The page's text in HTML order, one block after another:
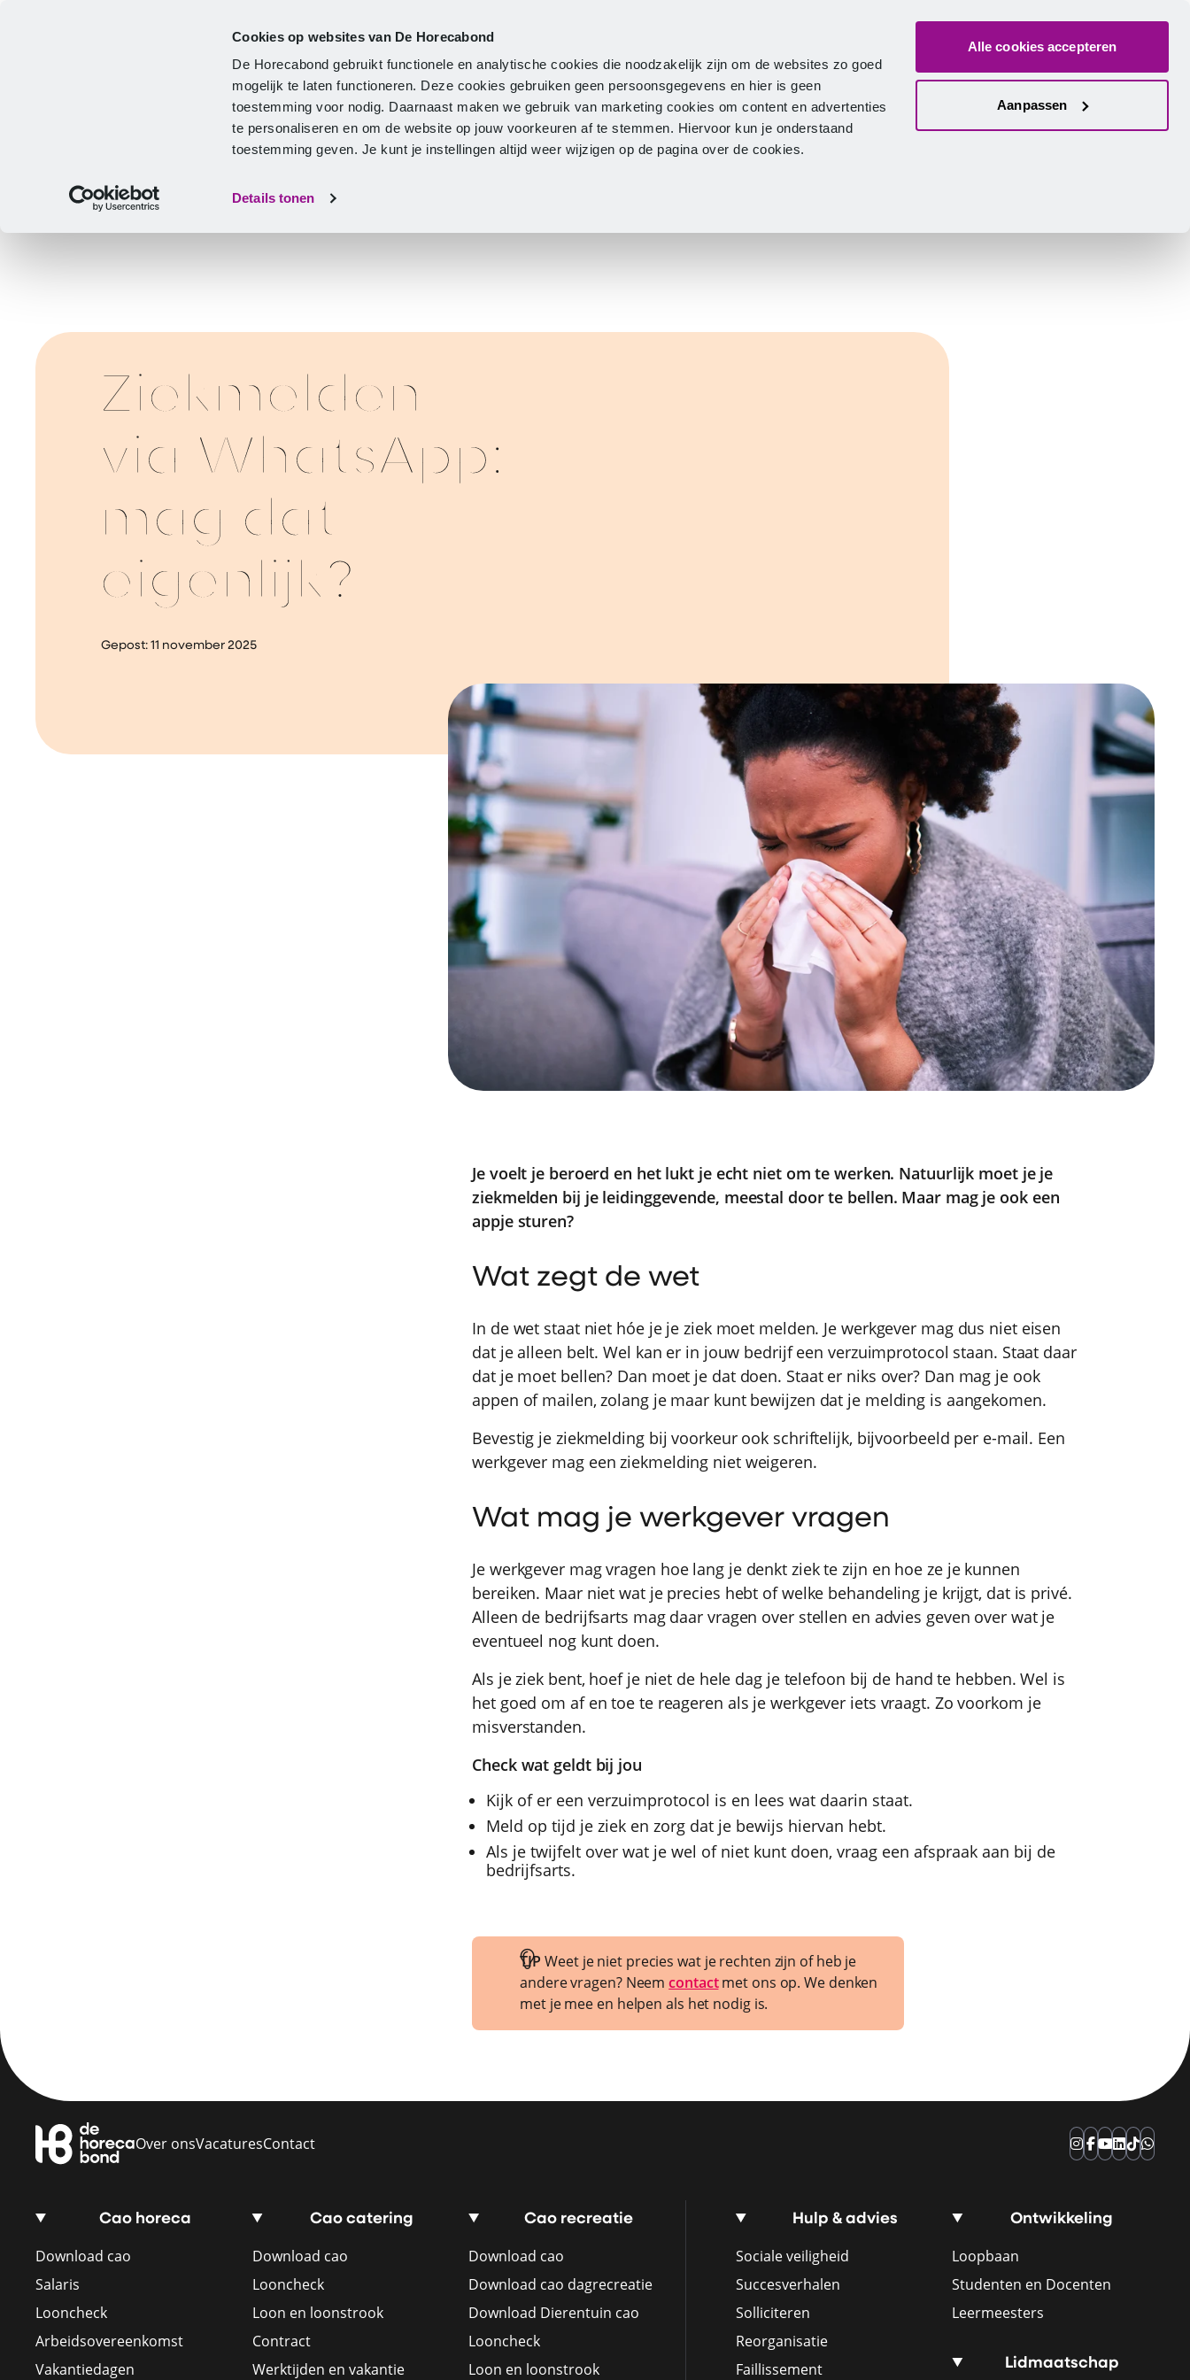
Cookies op websites van De Horecabond
De Horecabond gebruikt functionele en analytische cookies die noodzakelijk zijn om de websites zo goed
mogelijk te laten functioneren. Deze cookies gebruiken geen persoonsgegevens en hier is geen
toestemming voor nodig. Daarnaast maken we gebruik van marketing cookies om content en advertenties
te personaliseren en om de website op jouw voorkeuren af te stemmen. Hiervoor kun je onderstaand
toestemming geven. Je kunt je instellingen altijd weer wijzigen op de pagina over de cookies.
Details tonen
Alle cookies accepteren
Aanpassen
Zoeken
Ziekmelden
via WhatsApp:
mag dat
eigenlijk?
Gepost: 11 november 2025
Je voelt je beroerd en het lukt je echt niet om te werken. Natuurlijk moet je je
ziekmelden bij je leidinggevende, meestal door te bellen. Maar mag je ook een
appje sturen?
Wat zegt de wet
In de wet staat niet hóe je je ziek moet melden. Je werkgever mag dus niet eisen
dat je alleen belt. Wel kan er in jouw bedrijf een verzuimprotocol staan. Staat daar
dat je moet bellen? Dan moet je dat doen. Staat er niks over? Dan mag je ook
appen of mailen, zolang je maar kunt bewijzen dat je melding is aangekomen.
Bevestig je ziekmelding bij voorkeur ook schriftelijk, bijvoorbeeld per e-mail. Een
werkgever mag een ziekmelding niet weigeren.
Wat mag je werkgever vragen
Je werkgever mag vragen hoe lang je denkt ziek te zijn en hoe ze je kunnen
bereiken. Maar niet wat je precies hebt of welke behandeling je krijgt, dat is privé.
Alleen de bedrijfsarts mag daar vragen over stellen en advies geven over wat je
eventueel nog kunt doen.
Als je ziek bent, hoef je niet de hele dag je telefoon bij de hand te hebben. Wel is
het goed om af en toe te reageren als je werkgever iets vraagt. Zo voorkom je
misverstanden.
Check wat geldt bij jou
Kijk of er een verzuimprotocol is en lees wat daarin staat.
Meld op tijd je ziek en zorg dat je bewijs hiervan hebt.
Als je twijfelt over wat je wel of niet kunt doen, vraag een afspraak aan bij de
bedrijfsarts.
TIP Weet je niet precies wat je rechten zijn of heb je
andere vragen? Neemcontactmet ons op. We denken
met je mee en helpen als het nodig is.
Over onsVacaturesContact
Cao horeca
Download cao
Salaris
Looncheck
Arbeidsovereenkomst
Vakantiedagen
Cao catering
Download cao
Looncheck
Loon en loonstrook
Contract
Werktijden en vakantie
Cao recreatie
Download cao
Download cao dagrecreatie
Download Dierentuin cao
Looncheck
Loon en loonstrook
Hulp & advies
Sociale veiligheid
Succesverhalen
Solliciteren
Reorganisatie
Faillissement
Ontwikkeling
Loopbaan
Studenten en Docenten
Leermeesters
Lidmaatschap
Instagram
Facebook
YouTube
LinkedIn
TikTok